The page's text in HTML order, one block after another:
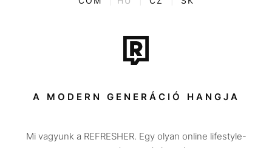
Tech-Tudomány
Sport
Társadalom
Utazás
A MODERN GENERÁCIÓ HANGJA
Mi vagyunk a REFRESHER. Egy olyan online lifestyle-